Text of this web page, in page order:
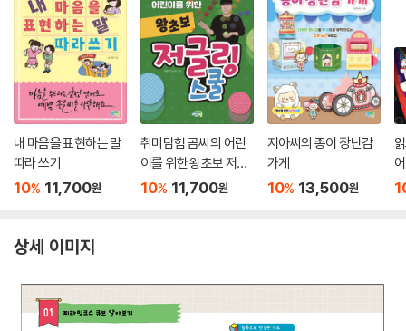
내 마음을 표현하는 말
따라 쓰기
10% 11,700원
취미탐험 곰씨의 어린
이를 위한 왕초보 저글
링 스쿨
10% 11,700원
지아씨의 종이 장난감
가게
10% 13,500원
상세 이미지